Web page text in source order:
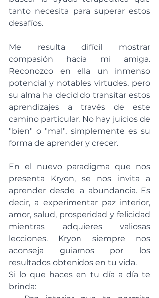
tanto necesita para superar estos
desafíos.
Me resulta difícil mostrar
compasión hacia mi amiga.
Reconozco en ella un inmenso
potencial y notables virtudes, pero
su alma ha decidido transitar estos
aprendizajes a través de este
camino particular. No hay juicios de
"bien" o "mal", simplemente es su
forma de aprender y crecer.
En el nuevo paradigma que nos
presenta Kryon, se nos invita a
aprender desde la abundancia. Es
decir, a experimentar paz interior,
amor, salud, prosperidad y felicidad
mientras adquieres valiosas
lecciones. Kryon siempre nos
aconseja guiarnos por los
resultados obtenidos en tu vida.
Si lo que haces en tu día a día te
brinda: